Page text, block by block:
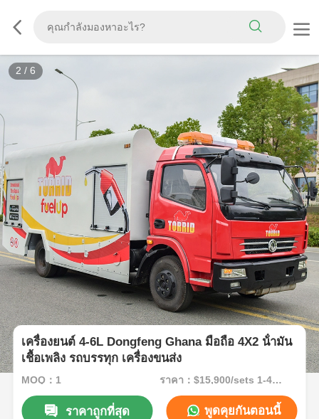
3 / 6
เครื่องยนต์ 4-6L Dongfeng Ghana มือถือ 4X2 น้ํามัน
เชื้อเพลิง รถบรรทุก เครื่องขนส่ง
MOQ：1 ราคา：$15,900/sets 1-49 sets
ราคาถูกที่สุด พูดคุยกันตอนนี้